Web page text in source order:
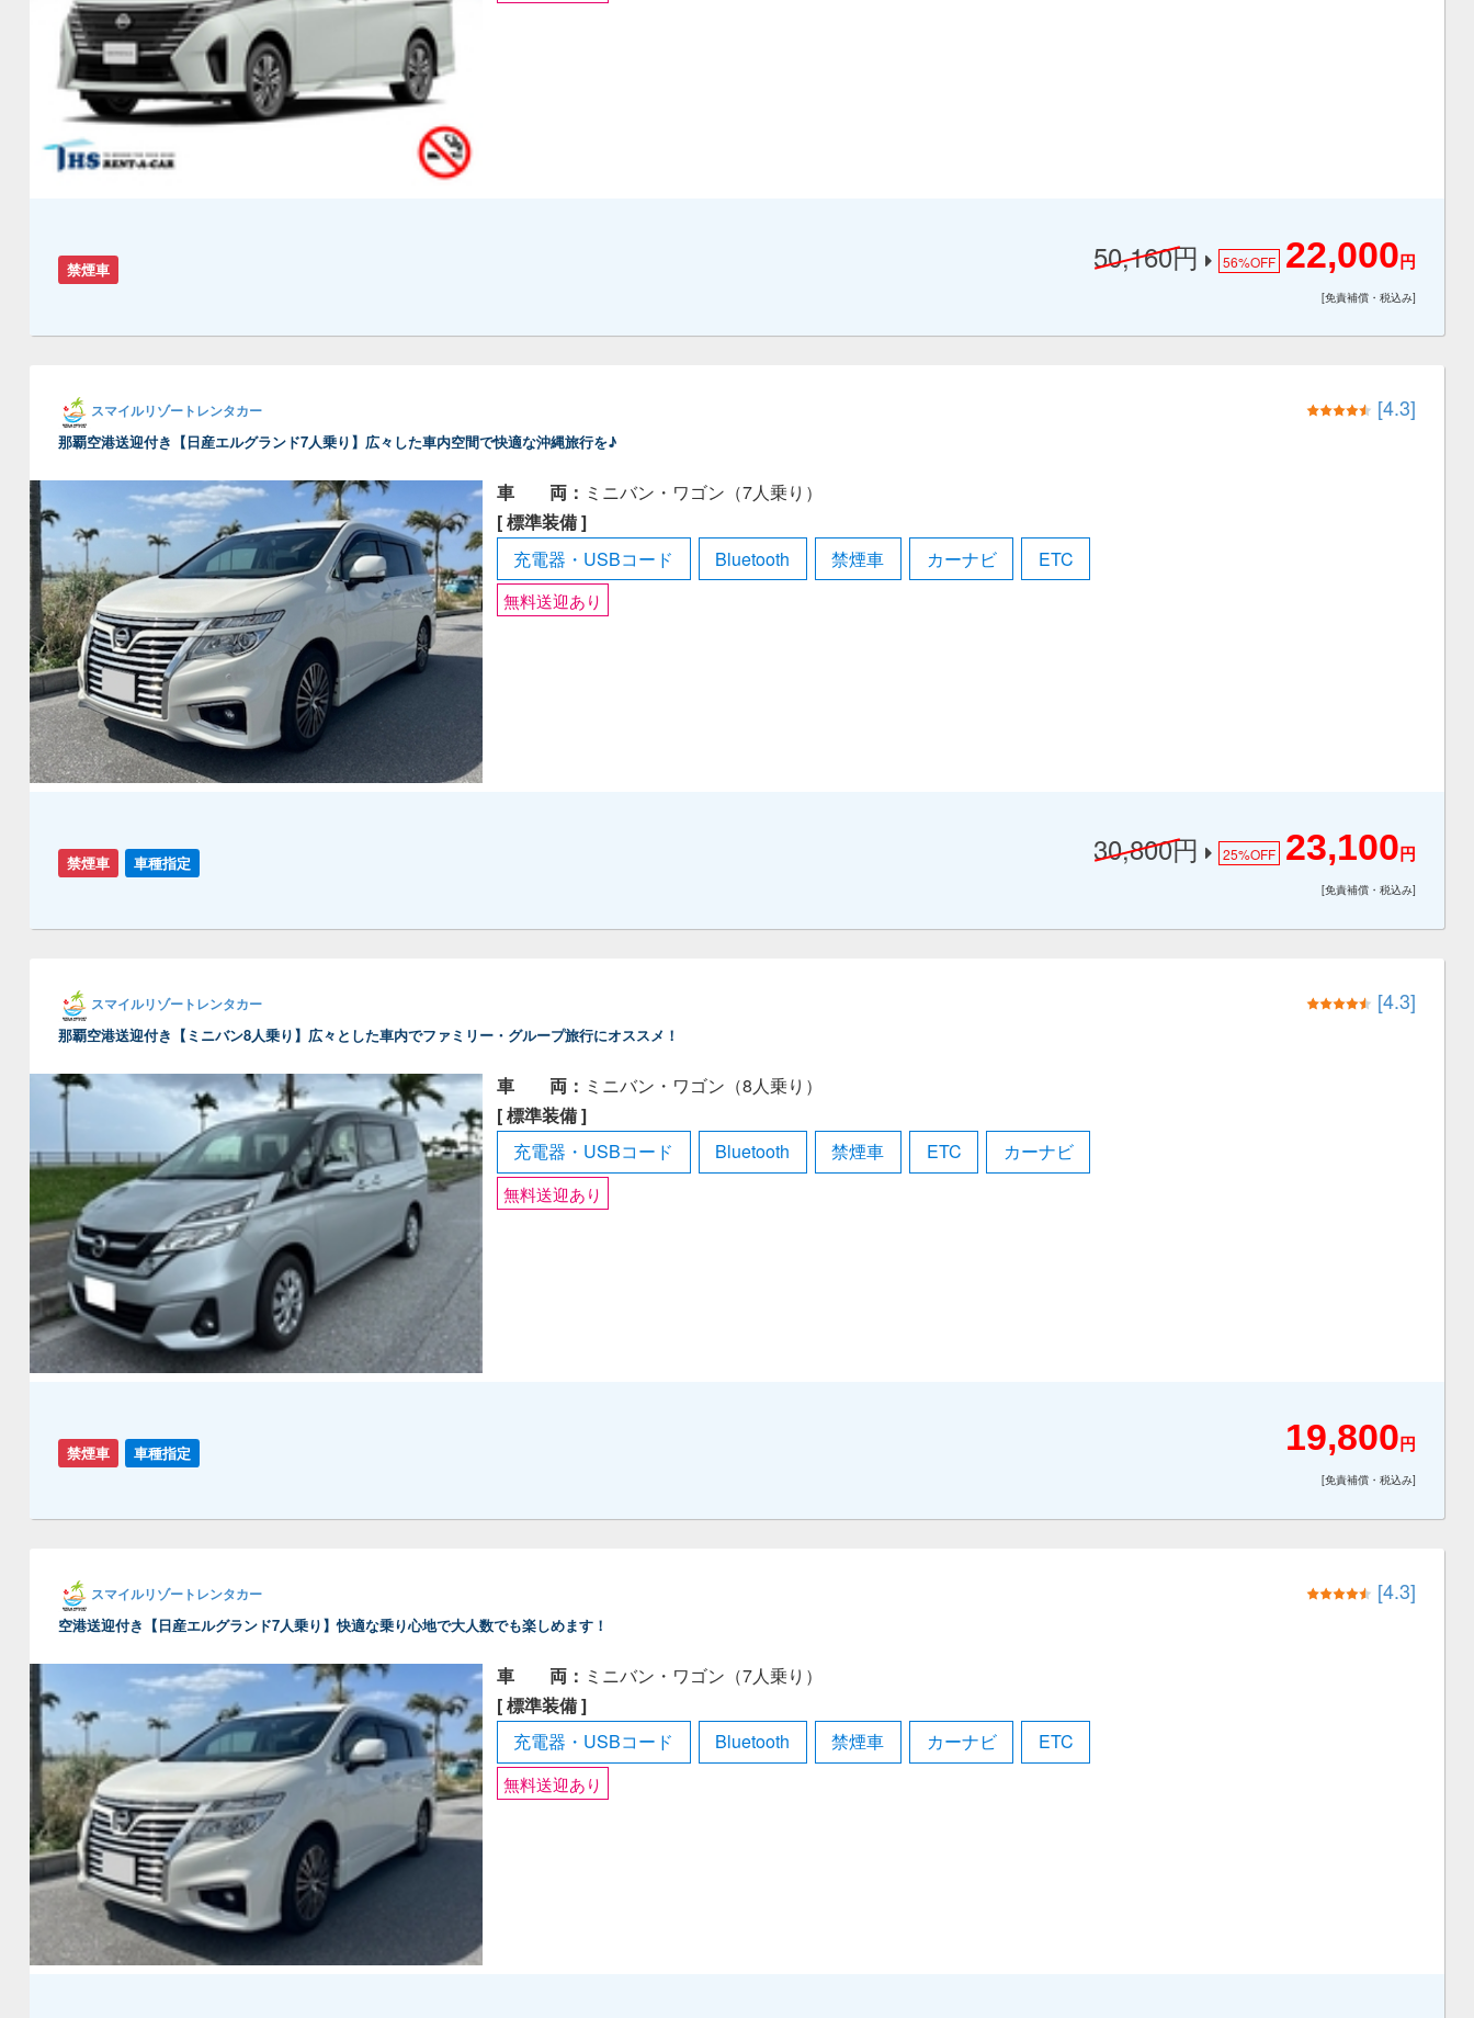
禁煙車 50,160円 56%OFF 22,000 円
[免責補償・税込み]
スマイルリゾートレンタカー [4.3]
那覇空港送迎付き【日産エルグランド7人乗り】広々した車内空間で快適な沖縄旅行を♪
車 両： ミニバン・ワゴン（7人乗り）
[ 標準装備 ]
充電器・USBコード
Bluetooth 禁煙車 カーナビ ETC
無料送迎あり
禁煙車 車種指定 30,800円 25%OFF 23,100 円
[免責補償・税込み]
スマイルリゾートレンタカー [4.3]
那覇空港送迎付き【ミニバン8人乗り】広々とした車内でファミリー・グループ旅行にオススメ！
車 両： ミニバン・ワゴン（8人乗り）
[ 標準装備 ]
充電器・USBコード
Bluetooth 禁煙車 ETC カーナビ
無料送迎あり
禁煙車 車種指定 19,800 円
[免責補償・税込み]
スマイルリゾートレンタカー [4.3]
空港送迎付き【日産エルグランド7人乗り】快適な乗り心地で大人数でも楽しめます！
車 両： ミニバン・ワゴン（7人乗り）
[ 標準装備 ]
充電器・USBコード
Bluetooth 禁煙車 カーナビ ETC
無料送迎あり